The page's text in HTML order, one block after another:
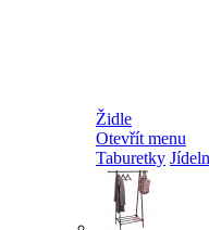
Židle
Otevřít menu
Taburetky